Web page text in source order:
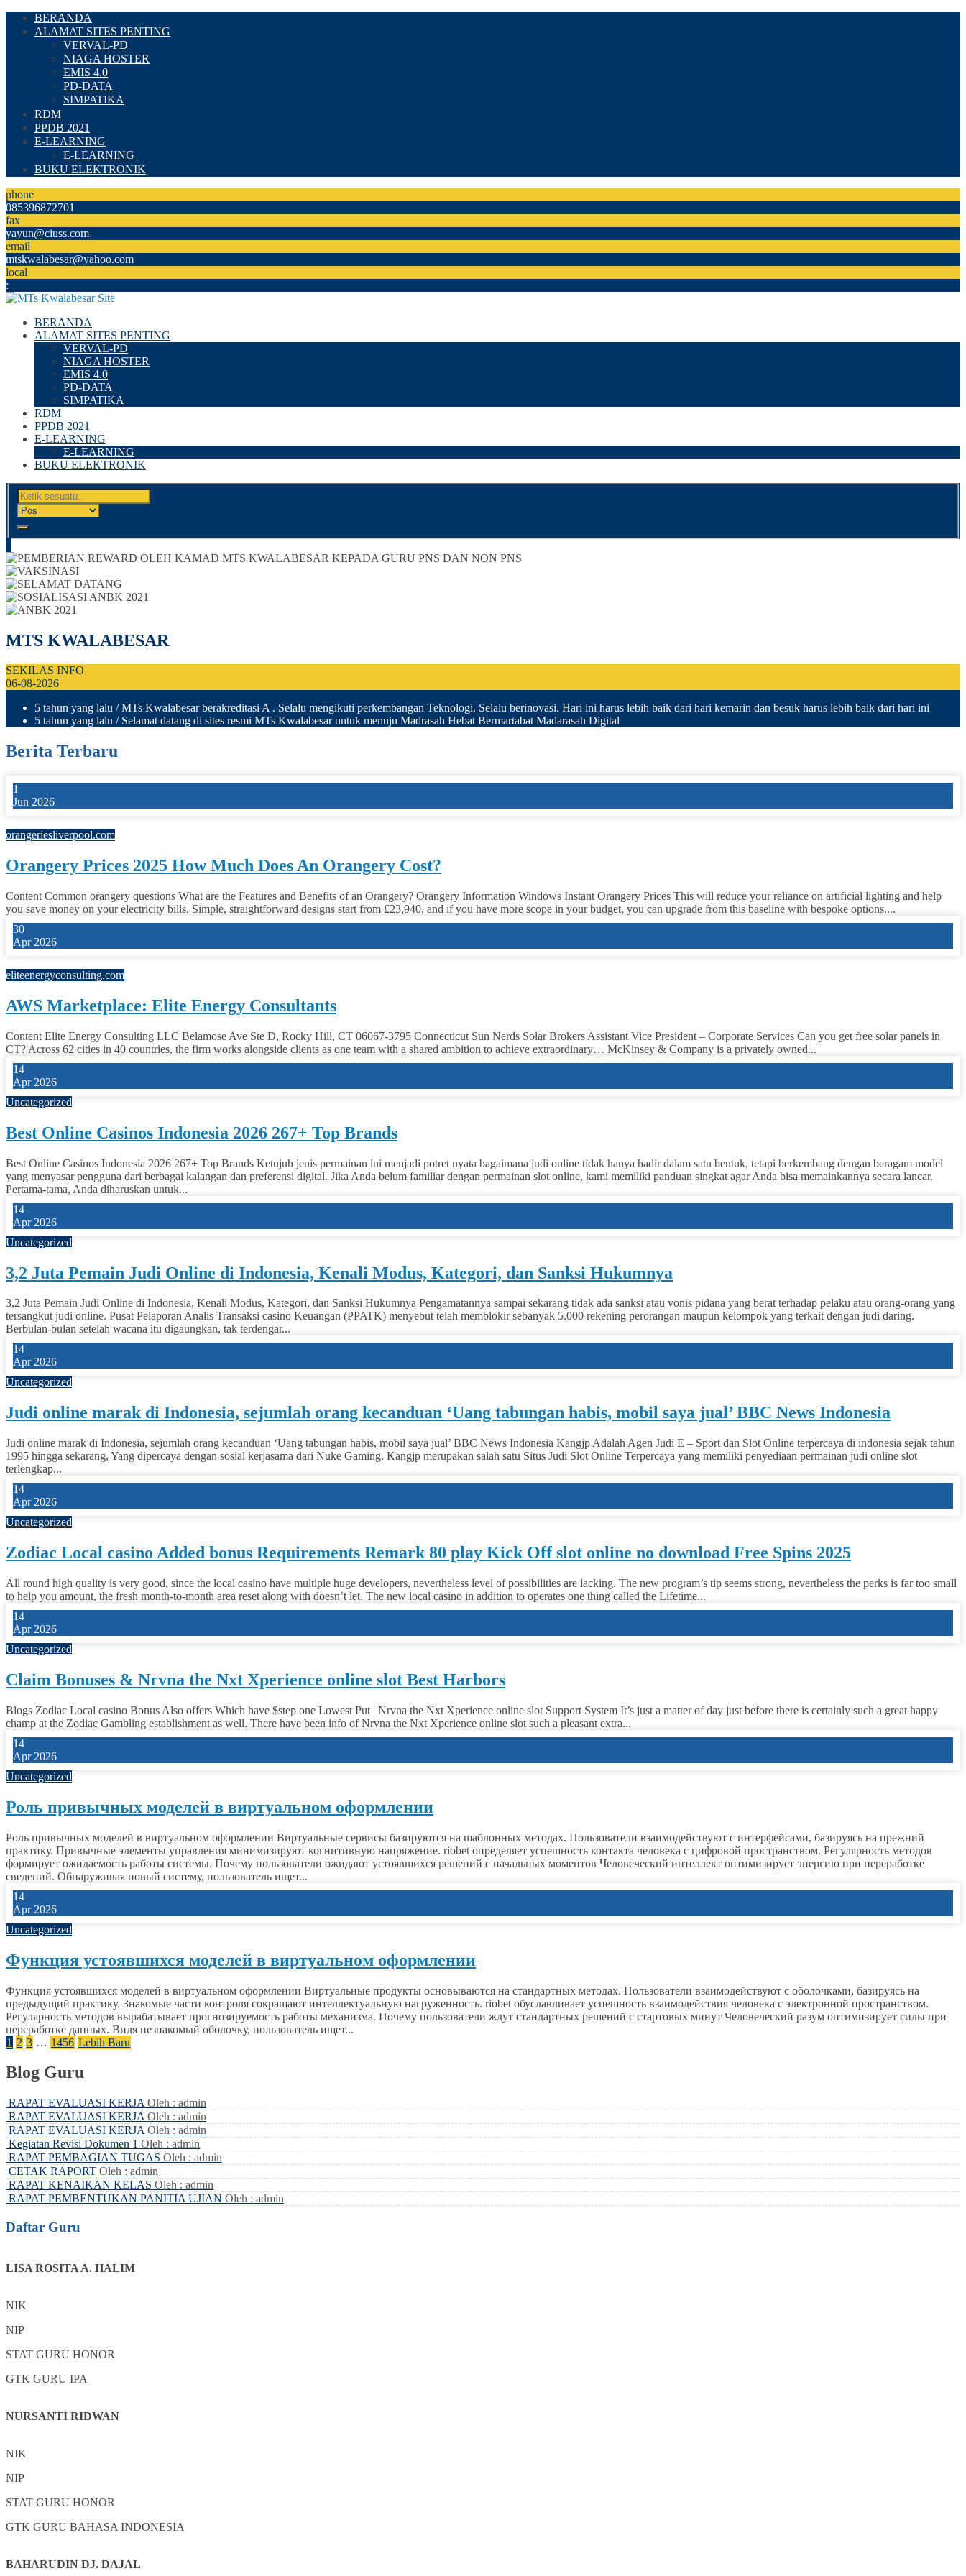
BERANDA
ALAMAT SITES PENTING
VERVAL-PD
NIAGA HOSTER
EMIS 4.0
PD-DATA
SIMPATIKA
RDM
PPDB 2021
E-LEARNING
E-LEARNING
BUKU ELEKTRONIK
phone
085396872701
fax
yayun@ciuss.com
email
mtskwalabesar@yahoo.com
local
:
BERANDA
ALAMAT SITES PENTING
VERVAL-PD
NIAGA HOSTER
EMIS 4.0
PD-DATA
SIMPATIKA
RDM
PPDB 2021
E-LEARNING
E-LEARNING
BUKU ELEKTRONIK
MTS KWALABESAR
SEKILAS INFO
06-08-2026
5 tahun yang lalu / MTs Kwalabesar berakreditasi A . Selalu mengikuti perkembangan Teknologi. Selalu berinovasi. Hari ini harus lebih baik dari hari kemarin dan besuk harus lebih baik dari hari ini
5 tahun yang lalu / Selamat datang di sites resmi MTs Kwalabesar untuk menuju Madrasah Hebat Bermartabat Madarasah Digital
Berita Terbaru
1
Jun 2026
orangeriesliverpool.com
Orangery Prices 2025 How Much Does An Orangery Cost?
Content Common orangery questions What are the Features and Benefits of an Orangery? Orangery Information Windows Instant Orangery Prices This will reduce your reliance on artificial lighting and help
you save money on your electricity bills. Simple, straightforward designs start from £23,940, and if you have more scope in your budget, you can upgrade from this baseline with bespoke options....
30
Apr 2026
eliteenergyconsulting.com
AWS Marketplace: Elite Energy Consultants
Content Elite Energy Consulting LLC Belamose Ave Ste D, Rocky Hill, CT 06067-3795 Connecticut Sun Nerds Solar Brokers Assistant Vice President – Corporate Services Can you get free solar panels in
CT? Across 62 cities in 40 countries, the firm works alongside clients as one team with a shared ambition to achieve extraordinary… McKinsey & Company is a privately owned...
14
Apr 2026
Uncategorized
Best Online Casinos Indonesia 2026 267+ Top Brands
Best Online Casinos Indonesia 2026 267+ Top Brands Ketujuh jenis permainan ini menjadi potret nyata bagaimana judi online tidak hanya hadir dalam satu bentuk, tetapi berkembang dengan beragam model
yang menyasar pengguna dari berbagai kalangan dan preferensi digital. Jika Anda belum familiar dengan permainan slot online, kami memiliki panduan singkat agar Anda bisa memainkannya secara lancar.
Pertama-tama, Anda diharuskan untuk...
14
Apr 2026
Uncategorized
3,2 Juta Pemain Judi Online di Indonesia, Kenali Modus, Kategori, dan Sanksi Hukumnya
3,2 Juta Pemain Judi Online di Indonesia, Kenali Modus, Kategori, dan Sanksi Hukumnya Pengamatannya sampai sekarang tidak ada sanksi atau vonis pidana yang berat terhadap pelaku atau orang-orang yang
tersangkut judi online. Pusat Pelaporan Analis Transaksi casino Keuangan (PPATK) menyebut telah memblokir sebanyak 5.000 rekening perorangan maupun kelompok yang terkait dengan judi daring.
Berbulan-bulan setelah wacana itu digaungkan, tak terdengar...
14
Apr 2026
Uncategorized
Judi online marak di Indonesia, sejumlah orang kecanduan ‘Uang tabungan habis, mobil saya jual’ BBC News Indonesia
Judi online marak di Indonesia, sejumlah orang kecanduan ‘Uang tabungan habis, mobil saya jual’ BBC News Indonesia Kangjp Adalah Agen Judi E – Sport dan Slot Online terpercaya di indonesia sejak tahun
1995 hingga sekarang, Yang dipercaya dengan sosial kerjasama dari Nuke Gaming. Kangjp merupakan salah satu Situs Judi Slot Online Terpercaya yang memiliki penyediaan permainan judi online slot
terlengkap...
14
Apr 2026
Uncategorized
Zodiac Local casino Added bonus Requirements Remark 80 play Kick Off slot online no download Free Spins 2025
All round high quality is very good, since the local casino have multiple huge developers, nevertheless level of possibilities are lacking. The new program’s tip seems strong, nevertheless the perks is far too small
to help you amount, the fresh month-to-month area reset along with doesn’t let. The new local casino in addition to operates one thing called the Lifetime...
14
Apr 2026
Uncategorized
Claim Bonuses & Nrvna the Nxt Xperience online slot Best Harbors
Blogs Zodiac Local casino Bonus Also offers Which have $step one Lowest Put | Nrvna the Nxt Xperience online slot Support System It’s just a matter of day just before there is certainly such a great happy
champ at the Zodiac Gambling establishment as well. There have been info of Nrvna the Nxt Xperience online slot such a pleasant extra...
14
Apr 2026
Uncategorized
Роль привычных моделей в виртуальном оформлении
Роль привычных моделей в виртуальном оформлении Виртуальные сервисы базируются на шаблонных методах. Пользователи взаимодействуют с интерфейсами, базируясь на прежний
практику. Привычные элементы управления минимизируют когнитивную напряжение. riobet определяет успешность контакта человека с цифровой пространством. Регулярность методов
формирует ожидаемость работы системы. Почему пользователи ожидают устоявшихся решений с начальных моментов Человеческий интеллект оптимизирует энергию при переработке
сведений. Обнаруживая новый систему, пользователь ищет...
14
Apr 2026
Uncategorized
Функция устоявшихся моделей в виртуальном оформлении
Функция устоявшихся моделей в виртуальном оформлении Виртуальные продукты основываются на стандартных методах. Пользователи взаимодействуют с оболочками, базируясь на
предыдущий практику. Знакомые части контроля сокращают интеллектуальную нагруженность. riobet обуславливает успешность взаимодействия человека с электронной пространством.
Регулярность методов вырабатывает прогнозируемость работы механизма. Почему пользователи ждут стандартных решений с стартовых минут Человеческий разум оптимизирует силы при
переработке данных. Видя незнакомый оболочку, пользователь ищет...
1 2 3 … 1456 Lebih Baru
Blog Guru
RAPAT EVALUASI KERJA Oleh : admin
RAPAT EVALUASI KERJA Oleh : admin
RAPAT EVALUASI KERJA Oleh : admin
Kegiatan Revisi Dokumen 1 Oleh : admin
RAPAT PEMBAGIAN TUGAS Oleh : admin
CETAK RAPORT Oleh : admin
RAPAT KENAIKAN KELAS Oleh : admin
RAPAT PEMBENTUKAN PANITIA UJIAN Oleh : admin
Daftar Guru
LISA ROSITA A. HALIM
NIK
NIP
STAT GURU HONOR
GTK GURU IPA
NURSANTI RIDWAN
NIK
NIP
STAT GURU HONOR
GTK GURU BAHASA INDONESIA
BAHARUDIN DJ. DAJAL